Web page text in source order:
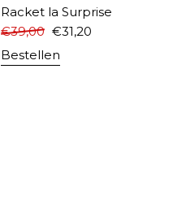
Racket la Surprise
€39,00 €31,20
Bestellen